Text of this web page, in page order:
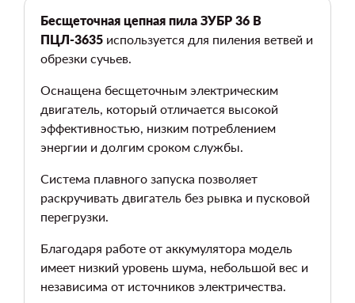
Бесщеточная цепная пила ЗУБР 36 В
ПЦЛ-3635 используется для пиления ветвей и
обрезки сучьев.
Оснащена бесщеточным электрическим
двигатель, который отличается высокой
эффективностью, низким потреблением
энергии и долгим сроком службы.
Система плавного запуска позволяет
раскручивать двигатель без рывка и пусковой
перегрузки.
Благодаря работе от аккумулятора модель
имеет низкий уровень шума, небольшой вес и
независима от источников электричества.